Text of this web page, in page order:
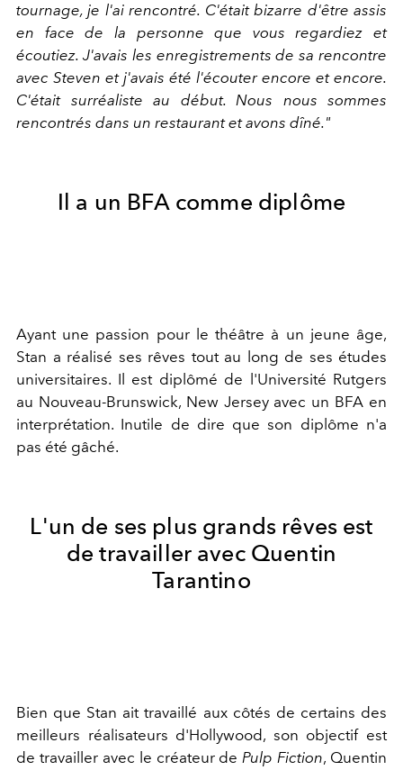
tournage, je l'ai rencontré. C'était bizarre d'être assis
en face de la personne que vous regardiez et
écoutiez. J'avais les enregistrements de sa rencontre
avec Steven et j'avais été l'écouter encore et encore.
C'était surréaliste au début. Nous nous sommes
rencontrés dans un restaurant et avons dîné."
Il a un BFA comme diplôme
Ayant une passion pour le théâtre à un jeune âge,
Stan a réalisé ses rêves tout au long de ses études
universitaires. Il est diplômé de l'Université Rutgers
au Nouveau-Brunswick, New Jersey avec un BFA en
interprétation. Inutile de dire que son diplôme n'a
pas été gâché.
L'un de ses plus grands rêves est
de travailler avec Quentin
Tarantino
Bien que Stan ait travaillé aux côtés de certains des
meilleurs réalisateurs d'Hollywood, son objectif est
de travailler avec le créateur dePulp Fiction, Quentin